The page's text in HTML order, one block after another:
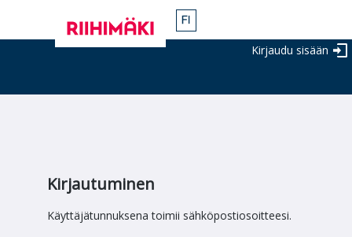
Kirjaudu sisään
Kirjautuminen
Käyttäjätunnuksena toimii sähköpostiosoitteesi.